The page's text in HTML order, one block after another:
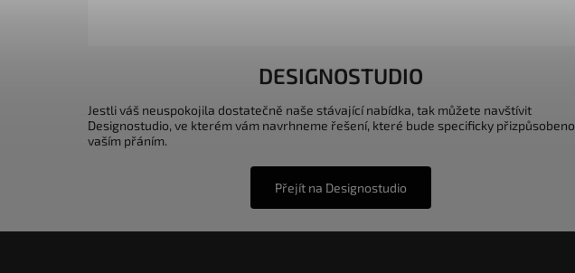
DESIGNOSTUDIO
Jestli váš neuspokojila dostatečně naše stávající nabídka, tak můžete navštívit
Designostudio, ve kterém vám navrhneme řešení, které bude specificky přizpůsobeno
vaším přáním.
Přejít na Designostudio